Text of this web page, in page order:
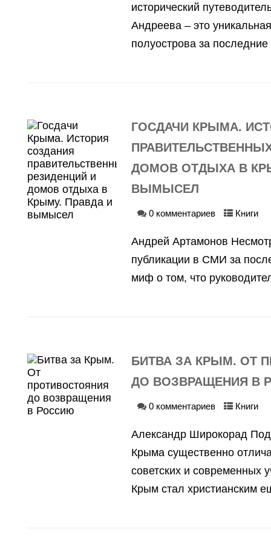
исторический
Андреева – это
полуострова за
ГОСДАЧИ КРЫМА.
ДОМОВ ОТДЫХА В
ВЫМЫСЕЛ
0 комментариев Книги
Андрей Артамонов
публикации в СМИ за
миф о том, что
БИТВА ЗА КРЫМ. ОТ
ДО ВОЗВРАЩЕНИЯ В
0 комментариев Книги
Александр Широкорад
Крыма существенно
советских и современных
Крым стал христианским